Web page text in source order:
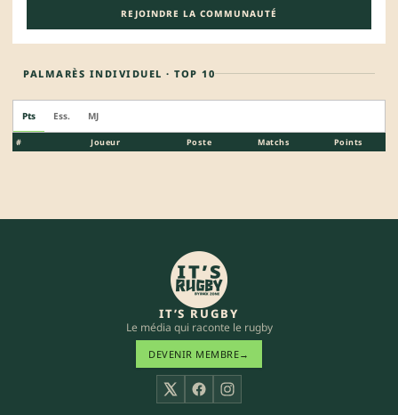
REJOINDRE LA COMMUNAUTÉ
PALMARÈS INDIVIDUEL · TOP 10
Pts Ess. MJ
# Joueur Poste Matchs Points
IT’S RUGBY
Le média qui raconte le rugby
DEVENIR MEMBRE→
X FacebookInstagram